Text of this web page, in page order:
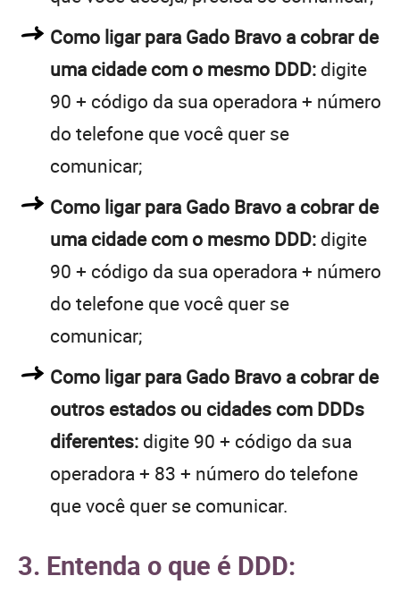
Como ligar para Gado Bravo a cobrar de
uma cidade com o mesmo DDD: digite
90 + código da sua operadora + número
do telefone que você quer se
comunicar;
Como ligar para Gado Bravo a cobrar de
uma cidade com o mesmo DDD: digite
90 + código da sua operadora + número
do telefone que você quer se
comunicar;
Como ligar para Gado Bravo a cobrar de
outros estados ou cidades com DDDs
diferentes: digite 90 + código da sua
operadora + 83 + número do telefone
que você quer se comunicar.
3. Entenda o que é DDD: